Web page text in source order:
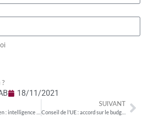
?
18/11/2021
SUIVANT
Conseil de l’UE : accord sur le budget de l’UE pour 2022